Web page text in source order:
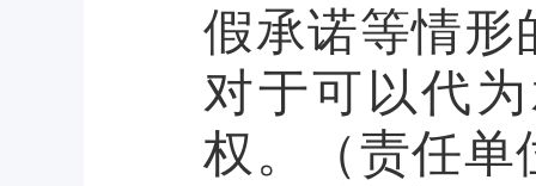
假承诺等情形
对于可以代
权。（责任单